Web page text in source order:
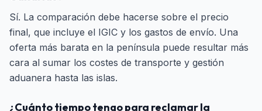
Sí. La comparación debe hacerse sobre el precio
final, que incluye el IGIC y los gastos de envío. Una
oferta más barata en la península puede resultar más
cara al sumar los costes de transporte y gestión
aduanera hasta las islas.
¿Cuánto tiempo tengo para reclamar la